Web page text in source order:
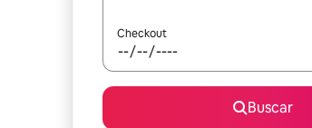
Checkout
Buscar